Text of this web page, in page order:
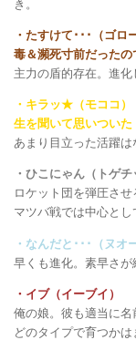
き。
・たすけて･･･（
毒＆瀕死寸前だったの
主力の盾的存在。進化
・キラッ★（モコ
生を聞いて思いついた
あまり目立った活躍は
・ひこにゃん（
ロケット団を弾圧さ
マツバ戦では中心とし
・なんだと･･･（
早くも進化。素早さ
・イブ（イーブイ
俺の娘。彼も適当に名
どのタイプで育つかは